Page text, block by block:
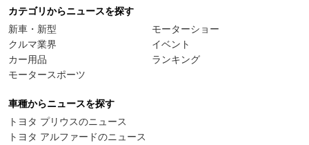
カテゴリからニュースを探す
新車・新型
クルマ業界
カー用品
モータースポーツ
モーターショー
イベント
ランキング
車種からニュースを探す
トヨタ プリウスのニュース
トヨタ アルファードのニュース